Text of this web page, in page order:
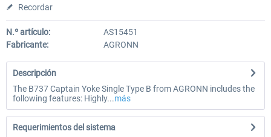
Recordar
N.º artículo:
AS15451
Fabricante:
AGRONN
Descripción
The B737 Captain Yoke Single Type B from AGRONN includes the
following features: Highly...más
Requerimientos del sistema